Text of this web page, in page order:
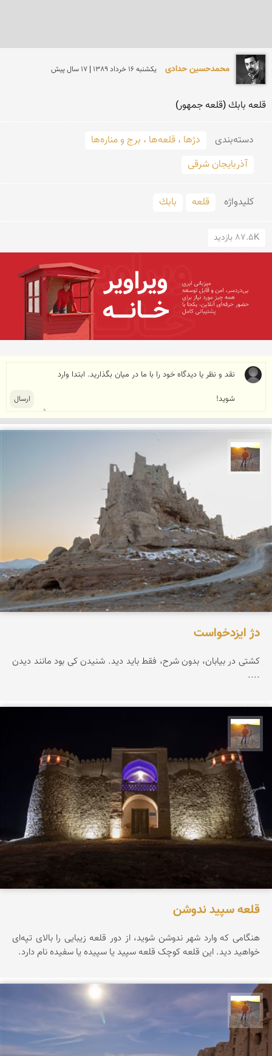
محمدحسین حدادی يكشنبه 16 خرداد 1389 | 17 سال پیش
قلعه بابك (قلعه جمهور)
دسته‌بندی
دژها ، قلعه‌ها ، برج و مناره‌ها
آذربایجان شرقی
کلید‌واژه قلعه بابك
87.5K بازدید
دژ ایزدخواست
کشتی در بیابان، بدون شرح، فقط باید دید. شنیدن کی بود مانند دیدن
....
قلعه سپید ندوشن
هنگامی که وارد شهر ندوشن شوید، از دور قلعه زیبایی را بالای تپه‌ای
خواهید دید. این قلعه کوچک قلعه سپید یا سپیده یا سفیده نام دارد.